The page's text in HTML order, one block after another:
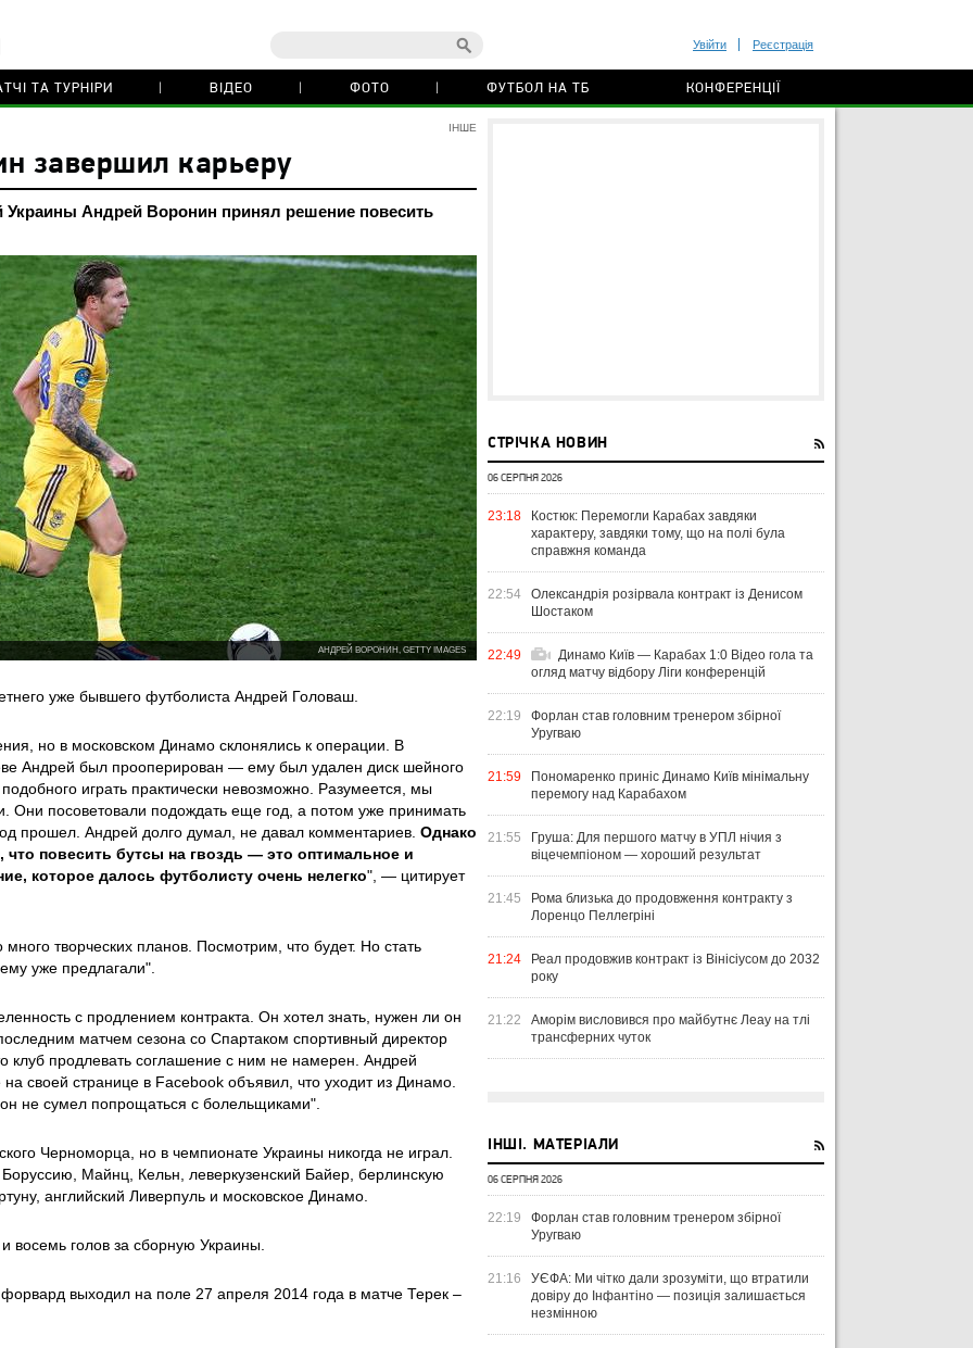
Увійти Реєстрація
ТА ТУРНІРИ ВІДЕО ФОТО ФУТБОЛ НА ТБ КОНФЕРЕНЦІЇ
ІНШЕ
завершил карьеру
Андрей Воронин принял решение повесить
АНДРЕЙ ВОРОНИН, GETTY IMAGES
уже бывшего футболиста Андрей Головаш.
но в московском Динамо склонялись к операции. В
Андрей был прооперирован — ему был удален диск шейного
играть практически невозможно. Разумеется, мы
Они посоветовали подождать еще год, а потом уже принимать
прошел. Андрей долго думал, не давал комментариев. Однако
что повесить бутсы на гвоздь — это оптимальное и
которое далось футболисту очень нелегко", — цитирует
творческих планов. Посмотрим, что будет. Но стать
уже предлагали".
с продлением контракта. Он хотел знать, нужен ли он
матчем сезона со Спартаком спортивный директор
продлевать соглашение с ним не намерен. Андрей
своей странице в Facebook объявил, что уходит из Динамо.
не сумел попрощаться с болельщиками".
Черноморца, но в чемпионате Украины никогда не играл.
Майнц, Кельн, леверкузенский Байер, берлинскую
английский Ливерпуль и московское Динамо.
восемь голов за сборную Украины.
выходил на поле 27 апреля 2014 года в матче Терек –
СТРІЧКА НОВИН
06 СЕРПНЯ 2026
23:18
Костюк: Перемогли Карабах завдяки
характеру, завдяки тому, що на полі була
справжня команда
22:54
Олександрія розірвала контракт із Денисом
Шостаком
22:49
Динамо Київ — Карабах 1:0 Відео гола та
огляд матчу відбору Ліги конференцій
22:19
Форлан став головним тренером збірної
Уругваю
21:59
Пономаренко приніс Динамо Київ мінімальну
перемогу над Карабахом
21:55
Груша: Для першого матчу в УПЛ нічия з
віцечемпіоном — хороший результат
21:45
Рома близька до продовження контракту з
Лоренцо Пеллегріні
21:24
Реал продовжив контракт із Вінісіусом до 2032
року
21:22
Аморім висловився про майбутнє Леау на тлі
трансферних чуток
ІНШІ. МАТЕРІАЛИ
06 СЕРПНЯ 2026
22:19
Форлан став головним тренером збірної
Уругваю
21:16
УЄФА: Ми чітко дали зрозуміти, що втратили
довіру до Інфантіно — позиція залишається
незмінною